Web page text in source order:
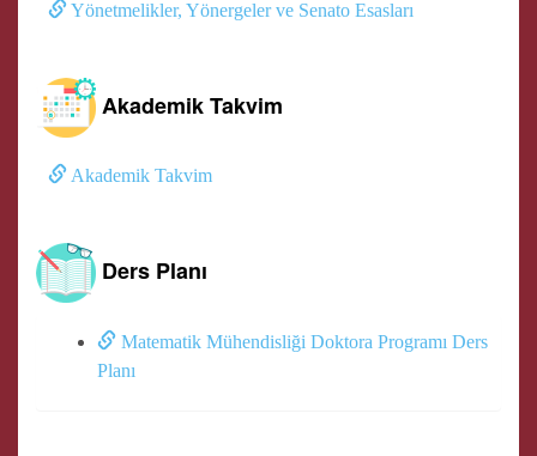
Yönetmelikler, Yönergeler ve Senato Esasları
Akademik Takvim
Akademik Takvim
Ders Planı
Matematik Mühendisliği Doktora Programı Ders
Planı